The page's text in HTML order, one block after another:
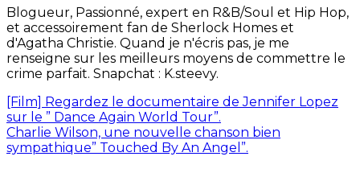
Blogueur, Passionné, expert en R&B/Soul et Hip Hop,
et accessoirement fan de Sherlock Homes et
d'Agatha Christie. Quand je n'écris pas, je me
renseigne sur les meilleurs moyens de commettre le
crime parfait. Snapchat : K.steevy.
[Film] Regardez le documentaire de Jennifer Lopez
sur le ” Dance Again World Tour”.
Charlie Wilson, une nouvelle chanson bien
sympathique” Touched By An Angel”.